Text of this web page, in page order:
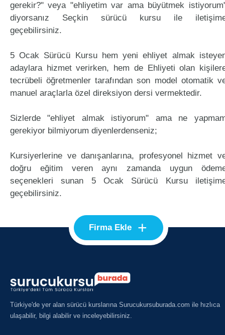
gerekir?" veya "ehliyetim var ama büyütmek
diyorsanız Seçkin sürücü kursu ile
geçebilirsiniz.
5 Ocak Sürücü Kursu hem yeni ehliyet almak
adaylara hizmet verirken, hem de Ehliyeti olan
tecrübeli öğretmenler tarafından son model otomatik
manuel araçlarla özel direksiyon dersi vermektedir.
Sizlerde "ehliyet almak istiyorum" ama ne
gerekiyor bilmiyorum diyenlerdenseniz;
Kursiyerlerine ve danışanlarına, profesyonel hizmet
doğru eğitim veren aynı zamanda uygun
seçenekleri sunan 5 Ocak Sürücü Kursu
geçebilirsiniz.
Firma Ekle +
Türkiye'de yer alan sürücü kurslarına Surucukursuburada.com ile hızlıca
ulaşabilir, bilgi alabilir ve inceleyebilirsiniz.